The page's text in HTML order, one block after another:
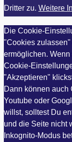
Dritter zu. Weitere
Die Cookie-
"Cookies
ermöglichen.
Cookie-
"Akzeptieren"
Dann können auch
Youtube oder
willst, solltest Du
und die Seite nicht
Inkognito-Modus